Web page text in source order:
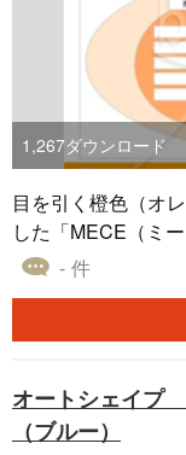
1,267ダウンロード
目を引く橙色（オ
した「MECE（ミ
す。 本テンプレートは、収益アップのための施策をMECE
書のページに盛り
- 件
オートシェイプ
（ブルー）